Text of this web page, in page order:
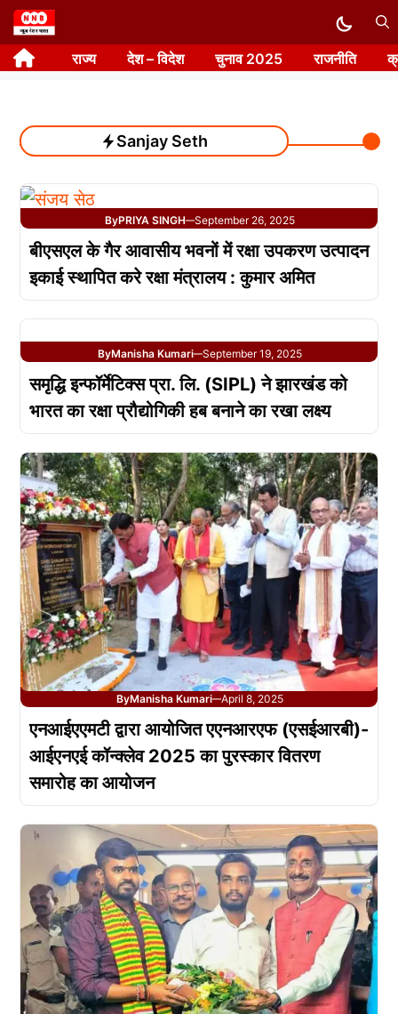
Skip
to
content राज्य देश – विदेश चुनाव 2025 राजनीति
Sanjay Seth
ByPRIYA SINGH—September 26, 2025
बीएसएल के गैर आवासीय भवनों में रक्षा उपकरण उत्पादन
इकाई स्थापित करे रक्षा मंत्रालय : कुमार अमित
ByManisha Kumari—September 19, 2025
समृद्धि इन्फॉर्मेटिक्स प्रा. लि. (SIPL) ने झारखंड को
भारत का रक्षा प्रौद्योगिकी हब बनाने का रखा लक्ष्य
ByManisha Kumari—April 8, 2025
एनआईएएमटी द्वारा आयोजित एएनआरएफ (एसईआरबी)-
आईएनएई कॉन्क्लेव 2025 का पुरस्कार वितरण
समारोह का आयोजन